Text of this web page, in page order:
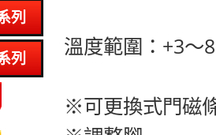
列
列
溫度範圍：+3
※可更換式門磁